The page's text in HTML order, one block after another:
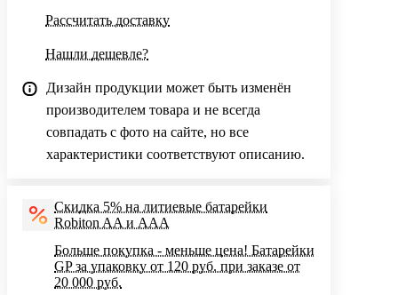
Рассчитать доставку
Нашли дешевле?
Дизайн продукции может быть изменён
производителем товара и не всегда
совпадать с фото на сайте, но все
характеристики соответствуют описанию.
Скидка 5% на литиевые батарейки
Robiton AA и AAA
Больше покупка - меньше цена! Батарейки
GP за упаковку от 120 руб. при заказе от
20 000 руб.